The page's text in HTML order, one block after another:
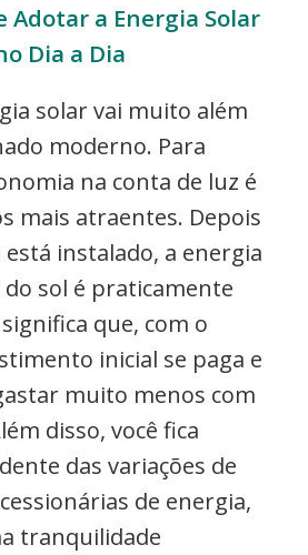
Adotar a Energia Solar
Dia a Dia
solar vai muito além
moderno. Para
na conta de luz é
mais atraentes. Depois
instalado, a energia
do sol é praticamente
que, com o
inicial se paga e
muito menos com
disso, você fica
das variações de
de energia,
tranquilidade